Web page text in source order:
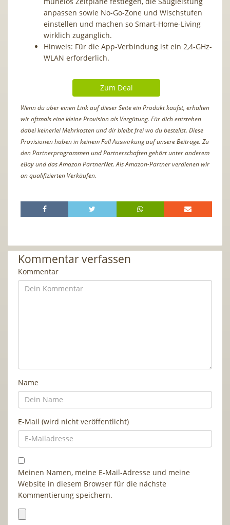
anpassen sowie No-Go-Zone und Wischstufen
einstellen und machen so Smart-Home-Living
wirklich zugänglich.
Hinweis: Für die App-Verbindung ist ein 2,4-GHz-
WLAN erforderlich.
Zum Deal
Wenn du über einen Link auf dieser Seite ein Produkt kaufst, erhalten
wir oftmals eine kleine Provision als Vergütung. Für dich entstehen
dabei keinerlei Mehrkosten und dir bleibt frei wo du bestellst. Diese
Provisionen haben in keinem Fall Auswirkung auf unsere Beiträge. Zu
den Partnerprogrammen und Partnerschaften gehört unter anderem
eBay und das Amazon PartnerNet. Als Amazon-Partner verdienen wir
an qualifizierten Verkäufen.
Kommentar verfassen
Kommentar
Name
E-Mail (wird nicht veröffentlicht)
Meinen Namen, meine E-Mail-Adresse und meine
Website in diesem Browser für die nächste
Kommentierung speichern.